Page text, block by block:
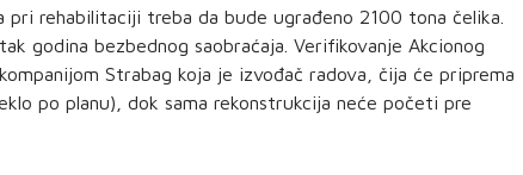
pri rehabilitaciji treba da bude ugrađeno 2100 tona čelika.
godina bezbednog saobraćaja. Verifikovanje Akcionog
Strabag koja je izvođač radova, čija će priprema
po planu), dok sama rekonstrukcija neće početi pre